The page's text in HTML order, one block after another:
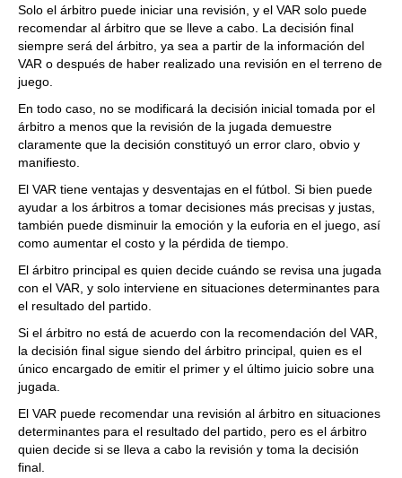
Solo el árbitro puede iniciar una revisión, y el VAR solo puede
recomendar al árbitro que se lleve a cabo. La decisión final
siempre será del árbitro, ya sea a partir de la información del
VAR o después de haber realizado una revisión en el terreno de
juego.
En todo caso, no se modificará la decisión inicial tomada por el
árbitro a menos que la revisión de la jugada demuestre
claramente que la decisión constituyó un error claro, obvio y
manifiesto.
El VAR tiene ventajas y desventajas en el fútbol. Si bien puede
ayudar a los árbitros a tomar decisiones más precisas y justas,
también puede disminuir la emoción y la euforia en el juego, así
como aumentar el costo y la pérdida de tiempo.
El árbitro principal es quien decide cuándo se revisa una jugada
con el VAR, y solo interviene en situaciones determinantes para
el resultado del partido.
Si el árbitro no está de acuerdo con la recomendación del VAR,
la decisión final sigue siendo del árbitro principal, quien es el
único encargado de emitir el primer y el último juicio sobre una
jugada.
El VAR puede recomendar una revisión al árbitro en situaciones
determinantes para el resultado del partido, pero es el árbitro
quien decide si se lleva a cabo la revisión y toma la decisión
final.